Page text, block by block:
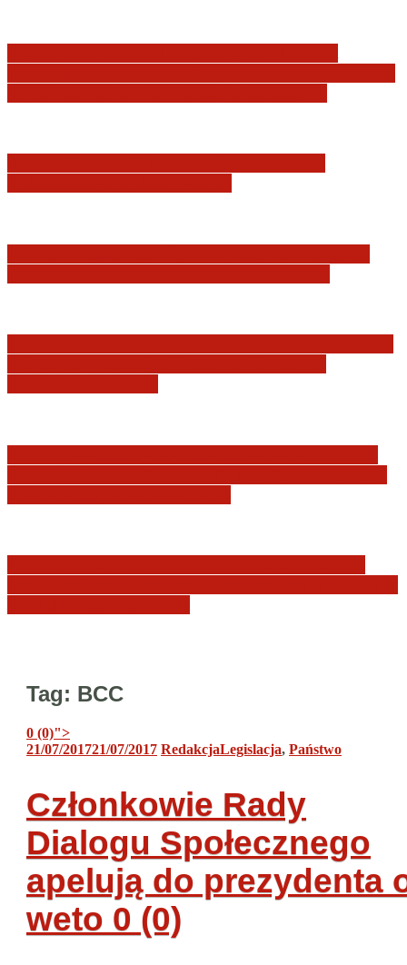
Tag: BCC
0 (0)">
21/07/201721/07/2017 RedakcjaLegislacja, Państwo
Członkowie Rady
Dialogu Społecznego
apelują do prezydenta
weto 0 (0)